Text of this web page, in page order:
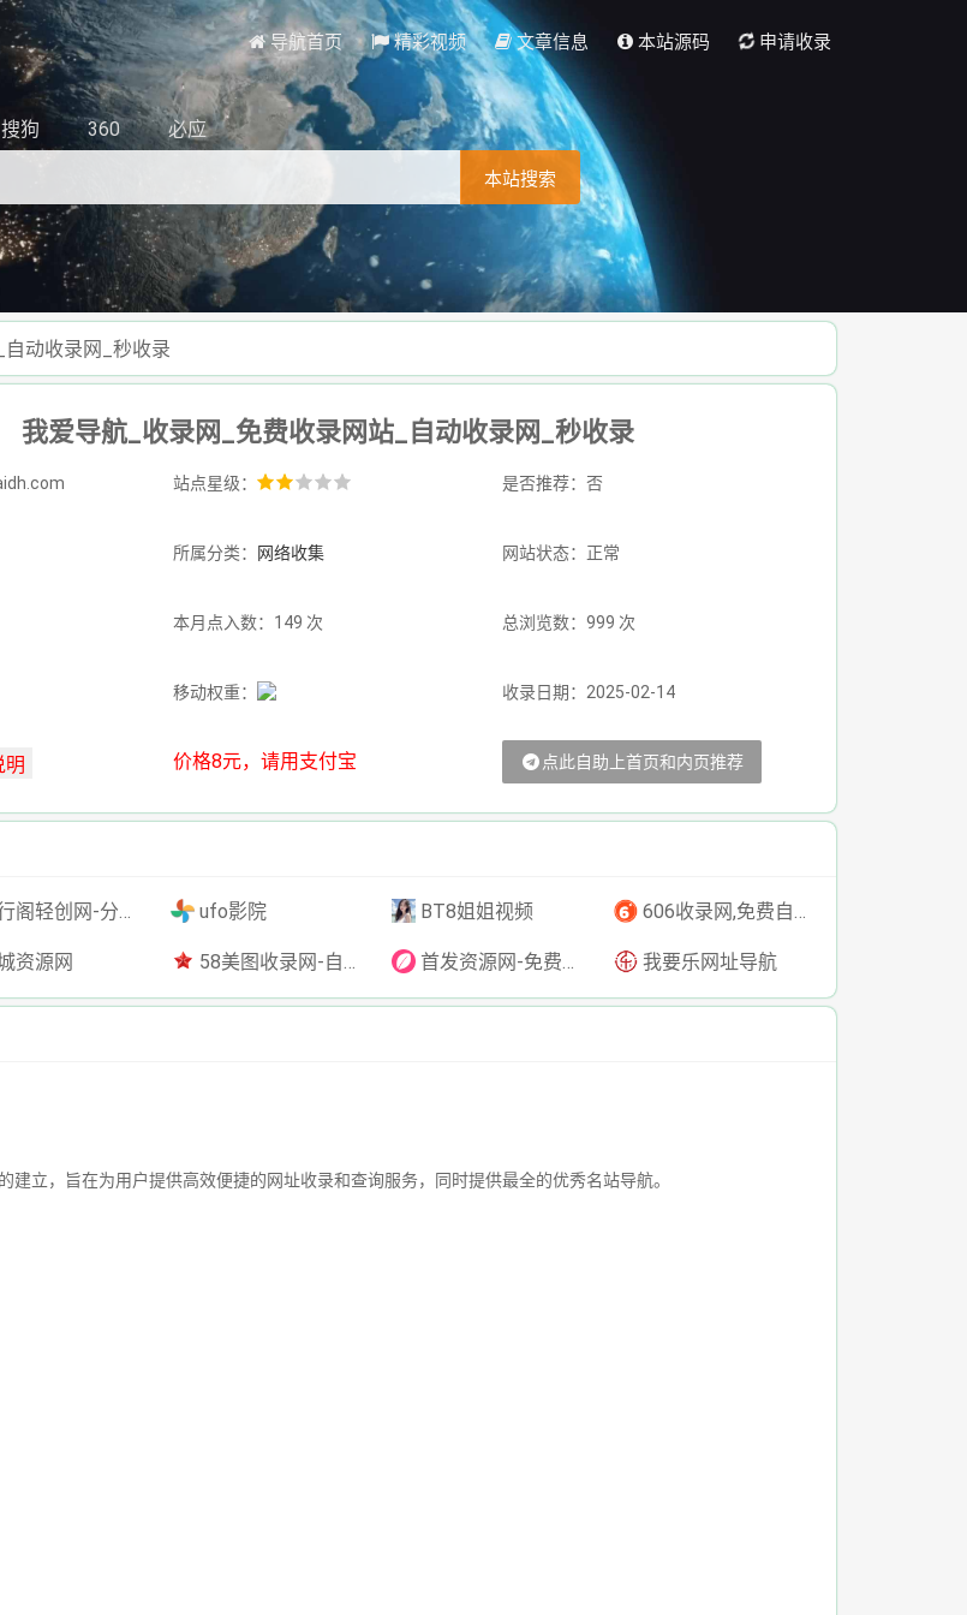
导航首页 精彩视频 文章信息 本站源码 申请收录
搜狗 360 必应
本站搜索
动收录网_秒收录
我爱导航_收录网_免费收录网站_自动收录网_秒收录
站点星级： 是否推荐：否
所属分类： 网络收集 网站状态：正常
本月点入数：149 次 总浏览数：999 次
移动权重： 收录日期：2025-02-14
价格8元，请用支付宝 点此自助上首页和内页推荐
享网络赚钱项目-全网首发副业项目实操平台-副业创业项目网 ufo影院 BT8姐姐视频 606收录网,免费自动秒收录网址,提供自动收录,网站导航大全源码,自动链,友情链接交换。
资源网 58美图收录网-自动收录网站-流量交换-自动链 首发资源网-免费资源下载-最新php源码下载-热门资源下载 我要乐网址导航
立，旨在为用户提供高效便捷的网址收录和查询服务，同时提供最全的优秀名站导航。